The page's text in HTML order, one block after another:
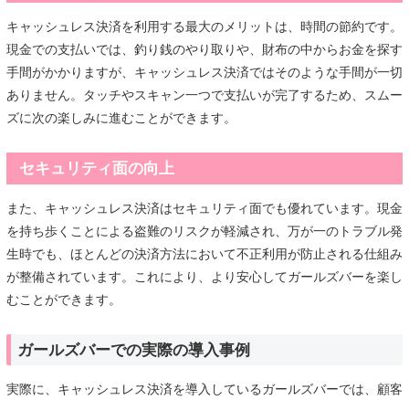
キャッシュレス決済を利用する最大のメリットは、時間の節約です。
現金での支払いでは、釣り銭のやり取りや、財布の中からお金を探す
手間がかかりますが、キャッシュレス決済ではそのような手間が一切
ありません。タッチやスキャン一つで支払いが完了するため、スムー
ズに次の楽しみに進むことができます。
セキュリティ面の向上
また、キャッシュレス決済はセキュリティ面でも優れています。現金
を持ち歩くことによる盗難のリスクが軽減され、万が一のトラブル発
生時でも、ほとんどの決済方法において不正利用が防止される仕組み
が整備されています。これにより、より安心してガールズバーを楽し
むことができます。
ガールズバーでの実際の導入事例
実際に、キャッシュレス決済を導入しているガールズバーでは、顧客